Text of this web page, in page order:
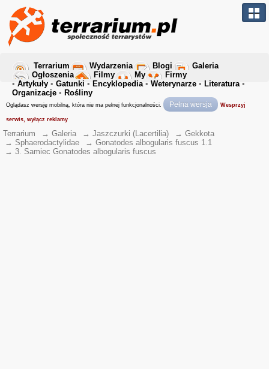
Terrarium Wydarzenia Blogi
Galeria
Ogłoszenia
Filmy My
Firmy
• Artykuły • Gatunki • Encyklopedia• Weterynarze • Literatura•
Organizacje • Rośliny
Oglądasz wersję mobilną, która nie ma pełnej funkcjonalności. Pełna wersja Wesprzyj
serwis, wyłącz reklamy
Terrarium → Galeria → Jaszczurki (Lacertilia) → Gekkota
→ Sphaerodactylidae → Gonatodes albogularis fuscus 1.1
→ 3. Samiec Gonatodes albogularis fuscus